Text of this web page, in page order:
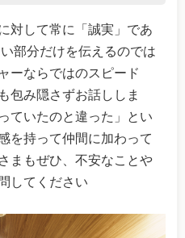
対して常に「誠実」であ
部分だけを伝えるのでは
ーならではのスピード
包み隠さずお話ししま
ていたのと違った」とい
を持って仲間に加わって
まもぜひ、不安なことや
してください